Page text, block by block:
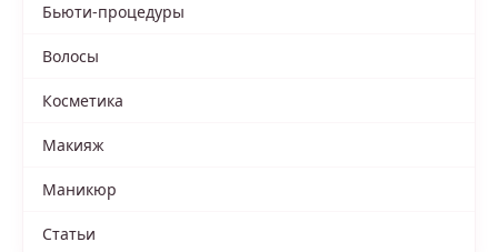
Бьюти-процедуры
Волосы
Косметика
Макияж
Маникюр
Статьи